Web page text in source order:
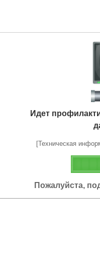
Идет
[Техническая
Пожалуйста,